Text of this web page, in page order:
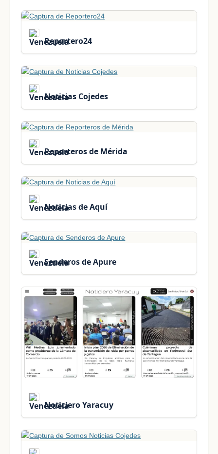
Reportero24
Noticias Cojedes
Reporteros de Mérida
Noticias de Aquí
Senderos de Apure
Noticiero Yaracuy